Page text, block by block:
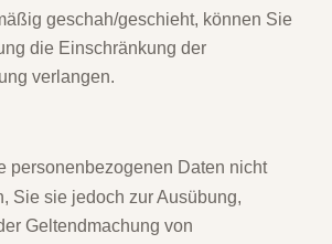
geschah/geschieht, können Sie
die Einschränkung der
verlangen.
personenbezogenen Daten nicht
Sie sie jedoch zur Ausübung,
Geltendmachung von